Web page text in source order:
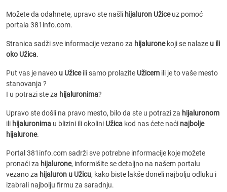
Možete da odahnete, upravo ste našli hijaluron Užiceuz pomoć
portala 381info.com.
Stranica sadži sve informacije vezano za hijaluronekoji se nalaze u ili
oko Užica.
Put vas je naveo u Užiceili samo prolazite Užicem ili je to vaše mesto
stanovanja ?
I u potrazi ste za hijaluronima?
Upravo ste došli na pravo mesto, bilo da ste u potrazi za hijaluronom
ili hijaluronima u blizini ili okolini Užica kod nas ćete naći najbolje
hijalurone.
Portal 381info.com sadrži sve potrebne informacije koje možete
pronaći za hijalurone, informišite se detaljno na našem portalu
vezano za hijaluron u Užicu, kako biste lakše doneli najbolju odluku i
izabrali najbolju firmu za saradnju.